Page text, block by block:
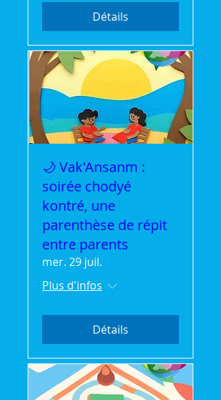
Détails
🌙 Vak'Ansanm :
soirée chodyé
kontré, une
parenthèse de répit
entre parents
mer. 29 juil.
Plus d'infos
Détails